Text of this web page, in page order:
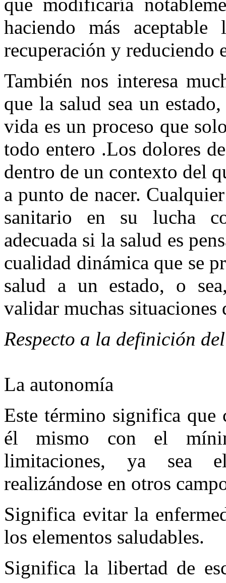
haciendo más aceptable
recuperación y reduciendo
También nos interesa
que la salud sea un
vida es un proceso que
todo entero .Los dolores
dentro de un contexto del
a punto de nacer.
sanitario en su lucha
adecuada si la salud es
cualidad dinámica que se
salud a un estado, o
validar muchas situaciones
Respecto a la definición
La autonomía
Este término significa que
él mismo con el
limitaciones, ya sea
realizándose en otros
Significa evitar la
los elementos saludables.
Significa la libertad de